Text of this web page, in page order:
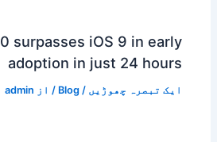
Apple iOS 10 surpasses iOS 9
adoption in just
چھوڑیں /
Blog / از admin